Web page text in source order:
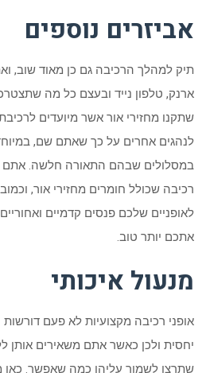
אביזרים נוספים
תיק למהלך הרכיבה גם כן מאוד שוב,
ארנק, טלפון נייד ובעצם כל מה
שתקנו מחזירי אור אשר מיועדים
לנהגים אחרים על כך שאתם שם,
במסלולים שבהם התאורה חלשה. אתם
רכיבה שכולל חומרים מחזירי אור,
לאופניים שלכם פנסים קדמיים
אתכם יותר טוב.
מנעול איכותי
אופני רכיבה מקצועיות לא פעם
יחסית ולכן כאשר אתם משאירים אותן
שתרצו לשמור עליהן כמה שאפשר. כאן